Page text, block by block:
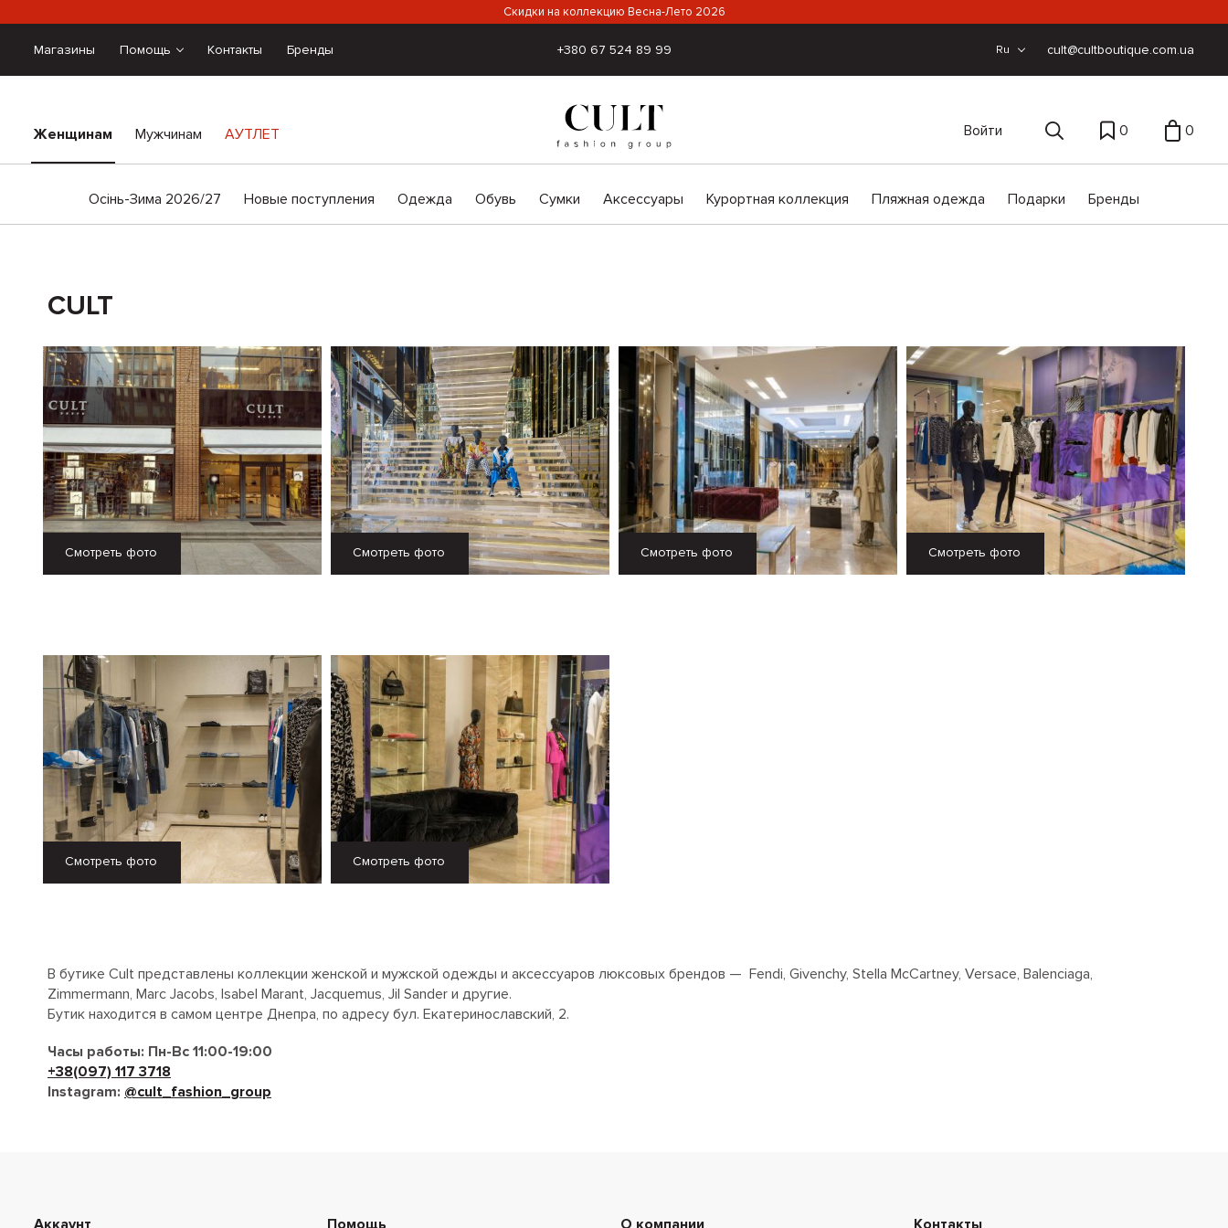
Скидки на коллекцию Весна-Лето 2026
Магазины Помощь Контакты Бренды +380 67 524 89 99 Ru cult@cultboutique.com.ua
Женщинам
Осінь-Зима 2026/27 Новые поступления Одежда Обувь Сумки Аксессуары Курортная коллекция Пляжная одежда Подарки Бренды
Мужчинам АУТЛЕТ Войти 0 0
CULT
Смотреть фото Смотреть фото Смотреть фото Смотреть фото
Смотреть фото Смотреть фото
В бутике Cult представлены коллекции женской и мужской одежды и аксессуаров люксовых брендов — Fendi, Givenchy, Stella McCartney, Versace, Balenciaga,
Zimmermann, Marc Jacobs, Isabel Marant, Jacquemus, Jil Sander и другие.
Бутик находится в самом центре Днепра, по адресу бул. Екатеринославский, 2.
Часы работы: Пн-Вс 11:00-19:00
+38(097) 117 3718
Instagram: @cult_fashion_group
Аккаунт Помощь О компании Контакты